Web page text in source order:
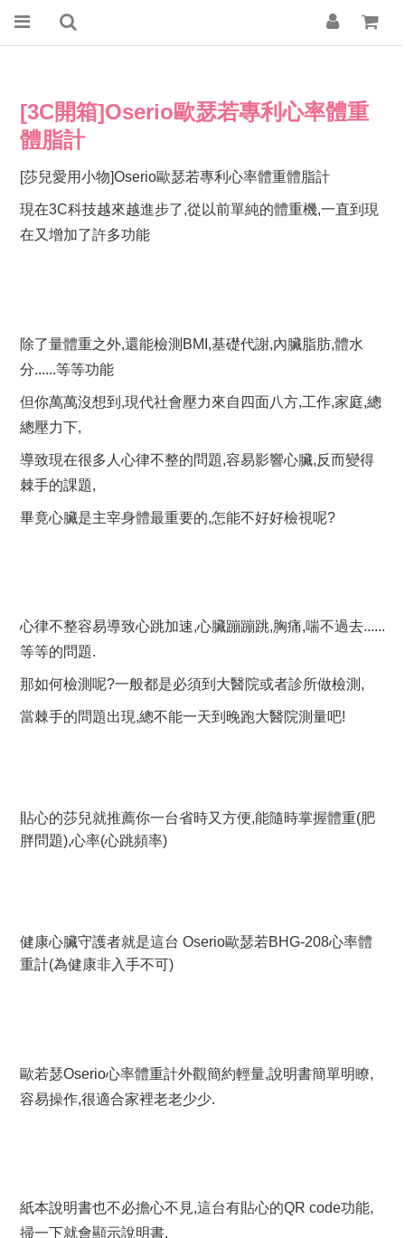
[3C開箱]Oserio歐瑟若專利心率體重
體脂計
[莎兒愛用小物]Oserio歐瑟若專利心率體重體脂計
現在3C科技越來越進步了,從以前單純的體重機,一直到現
在又增加了許多功能
除了量體重之外,還能檢測BMI,基礎代謝,內臟脂肪,體水
分......等等功能
但你萬萬沒想到,現代社會壓力來自四面八方,工作,家庭,總
總壓力下,
導致現在很多人心律不整的問題,容易影響心臟,反而變得
棘手的課題,
畢竟心臟是主宰身體最重要的,怎能不好好檢視呢?
心律不整容易導致心跳加速,心臟蹦蹦跳,胸痛,喘不過去......
等等的問題.
那如何檢測呢?一般都是必須到大醫院或者診所做檢測,
當棘手的問題出現,總不能一天到晚跑大醫院測量吧!
貼心的莎兒就推薦你一台省時又方便,能隨時掌握體重(肥
胖問題),心率(心跳頻率)
健康心臟守護者就是這台 Oserio歐瑟若BHG-208心率體
重計(為健康非入手不可)
歐若瑟Oserio心率體重計外觀簡約輕量,說明書簡單明瞭,
容易操作,很適合家裡老老少少.
紙本說明書也不必擔心不見,這台有貼心的QR code功能,
掃一下就會顯示說明書,